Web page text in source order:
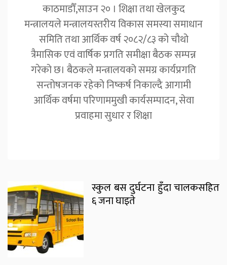
काठमाडौँ,साउन २० । शिक्षा तथा खेलकुद
मन्त्रालयले मन्त्रालयस्तरीय विकास समस्या समाधान
समिति तथा आर्थिक वर्ष २०८२/८३ को चौथो
त्रैमासिक एवं वार्षिक प्रगति समीक्षा बैठक सम्पन्न
गरेको छ। बैठकले मन्त्रालयको समग्र कार्यप्रगति
सन्तोषजनक रहेको निष्कर्ष निकाल्दै आगामी
आर्थिक वर्षमा परिणाममुखी कार्यसम्पादन, सेवा
प्रवाहमा सुधार र शिक्षा
स्कुल बस दुर्घटना हुँदा चालकसहित
६ जना घाइते